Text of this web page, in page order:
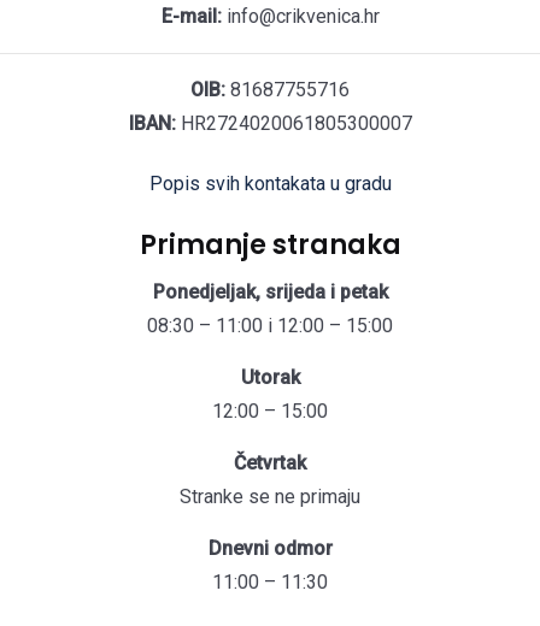
E-mail:info@crikvenica.hr
OIB: 81687755716
IBAN:HR2724020061805300007
Popis svih kontakata u gradu
Primanje stranaka
Ponedjeljak, srijeda i petak
08:30 – 11:00 i 12:00 – 15:00
Utorak
12:00 – 15:00
Četvrtak
Stranke se ne primaju
Dnevni odmor
11:00 – 11:30